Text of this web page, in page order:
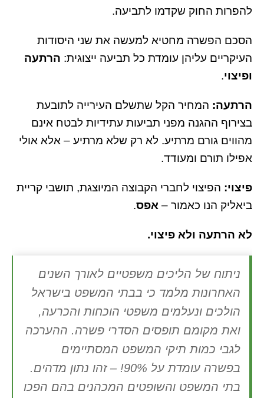
להפרות החוק שקדמו לתביעה.
הסכם הפשרה מחטיא למעשה את שני היסודות
העיקריים עליהן עומדת כל תביעה ייצוגית: הרתעה
ופיצוי.
הרתעה: המחיר הקל שתשלם העירייה לתובעת
בצירוף ההגנה מפני תביעות עתידיות לבטח אינם
מהווים גורם מרתיע. לא רק שלא מרתיע – אלא אולי
אפילו תורם ומעודד.
פיצוי: הפיצוי לחברי הקבוצה המיוצגת, תושבי קריית
ביאליק הנו כאמור – אפס.
לא הרתעה ולא פיצוי.
ניתוח של הליכים משפטיים לאורך השנים
האחרונות מלמד כי בבתי המשפט בישראל
הולכים ונעלמים משפטי הוכחות והכרעה,
ואת מקומם תופסים הסדרי פשרה. ההערכה
לגבי כמות תיקי המשפט המסתיימים
בפשרה עומדת על 90%! – זהו נתון מדהים.
בתי המשפט והשופטים המכהנים בהם הפכו